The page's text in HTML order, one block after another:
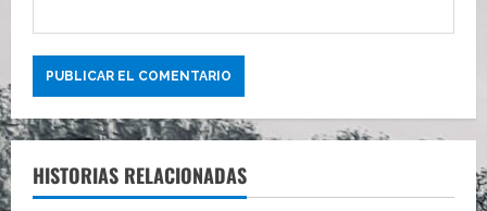
HISTORIAS RELACIONADAS